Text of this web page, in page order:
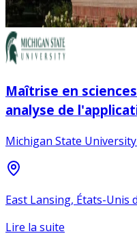
Maîtrise en
analyse de
Michigan State
East Lansing, États-Unis
Lire la suite